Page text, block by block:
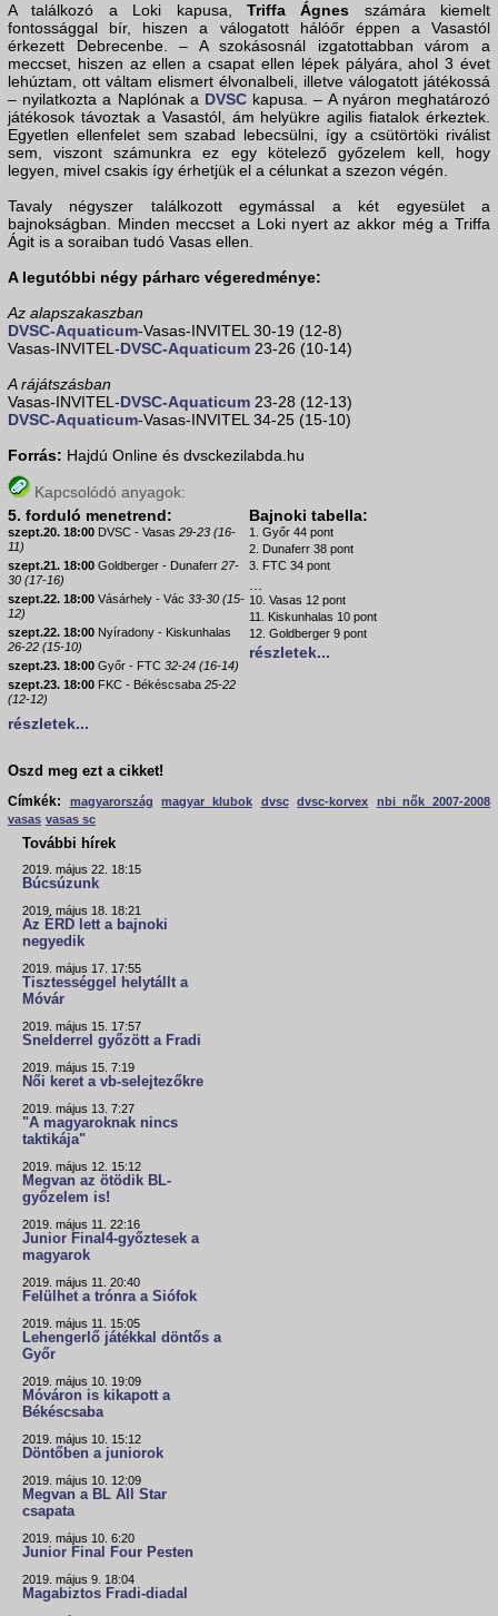
A találkozó a Loki kapusa, Triffa Ágnes számára kiemelt
fontossággal bír, hiszen a válogatott hálóőr éppen a Vasastól
érkezett Debrecenbe. – A szokásosnál izgatottabban várom a
meccset, hiszen az ellen a csapat ellen lépek pályára, ahol 3 évet
lehúztam, ott váltam elismert élvonalbeli, illetve válogatott játékossá
– nyilatkozta a Naplónak a DVSC kapusa. – A nyáron meghatározó
játékosok távoztak a Vasastól, ám helyükre agilis fiatalok érkeztek.
Egyetlen ellenfelet sem szabad lebecsülni, így a csütörtöki riválist
sem, viszont számunkra ez egy kötelező győzelem kell, hogy
legyen, mivel csakis így érhetjük el a célunkat a szezon végén.
Tavaly négyszer találkozott egymással a két egyesület a
bajnokságban. Minden meccset a Loki nyert az akkor még a Triffa
Ágit is a soraiban tudó Vasas ellen.
A legutóbbi négy párharc végeredménye:
Az alapszakaszban
DVSC-Aquaticum-Vasas-INVITEL 30-19 (12-8)
Vasas-INVITEL-DVSC-Aquaticum 23-26 (10-14)
A rájátszásban
Vasas-INVITEL-DVSC-Aquaticum 23-28 (12-13)
DVSC-Aquaticum-Vasas-INVITEL 34-25 (15-10)
Forrás: Hajdú Online és dvsckezilabda.hu
Kapcsolódó anyagok:
5. forduló menetrend:
szept.20. 18:00 DVSC - Vasas 29-23 (16-
11)
szept.21. 18:00 Goldberger - Dunaferr 27-
30 (17-16)
szept.22. 18:00 Vásárhely - Vác 33-30 (15-
12)
szept.22. 18:00 Nyíradony - Kiskunhalas
26-22 (15-10)
szept.23. 18:00 Győr - FTC 32-24 (16-14)
szept.23. 18:00 FKC - Békéscsaba 25-22
(12-12)
részletek...
Bajnoki tabella:
1. Győr 44 pont
2. Dunaferr 38 pont
3. FTC 34 pont
10. Vasas 12 pont
11. Kiskunhalas 10 pont
12. Goldberger 9 pont
részletek...
Oszd meg ezt a cikket!
Címkék:
magyarország magyar klubok dvsc dvsc-korvex
nbi nők 2007-2008
vasas vasas sc
További hírek
2019. május 22. 18:15
Búcsúzunk
2019. május 18. 18:21
Az ÉRD lett a bajnoki
negyedik
2019. május 17. 17:55
Tisztességgel helytállt a
Móvár
2019. május 15. 17:57
Snelderrel győzött a Fradi
2019. május 15. 7:19
Női keret a vb-selejtezőkre
2019. május 13. 7:27
"A magyaroknak nincs
taktikája"
2019. május 12. 15:12
Megvan az ötödik BL-
győzelem is!
2019. május 11. 22:16
Junior Final4-győztesek a
magyarok
2019. május 11. 20:40
Felülhet a trónra a Siófok
2019. május 11. 15:05
Lehengerlő játékkal döntős a
Győr
2019. május 10. 19:09
Móváron is kikapott a
Békéscsaba
2019. május 10. 15:12
Döntőben a juniorok
2019. május 10. 12:09
Megvan a BL All Star
csapata
2019. május 10. 6:20
Junior Final Four Pesten
2019. május 9. 18:04
Magabiztos Fradi-diadal